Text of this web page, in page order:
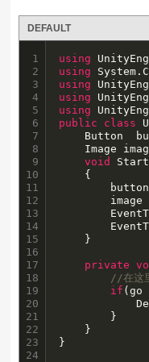
DEFAULT
1
2
3
4
5
6
7
8
9
10
11
12
13
14
15
16
17
18
19
20
21
22
23
24
using
using
using
using
using
public
class
void
private
//在这
if (go